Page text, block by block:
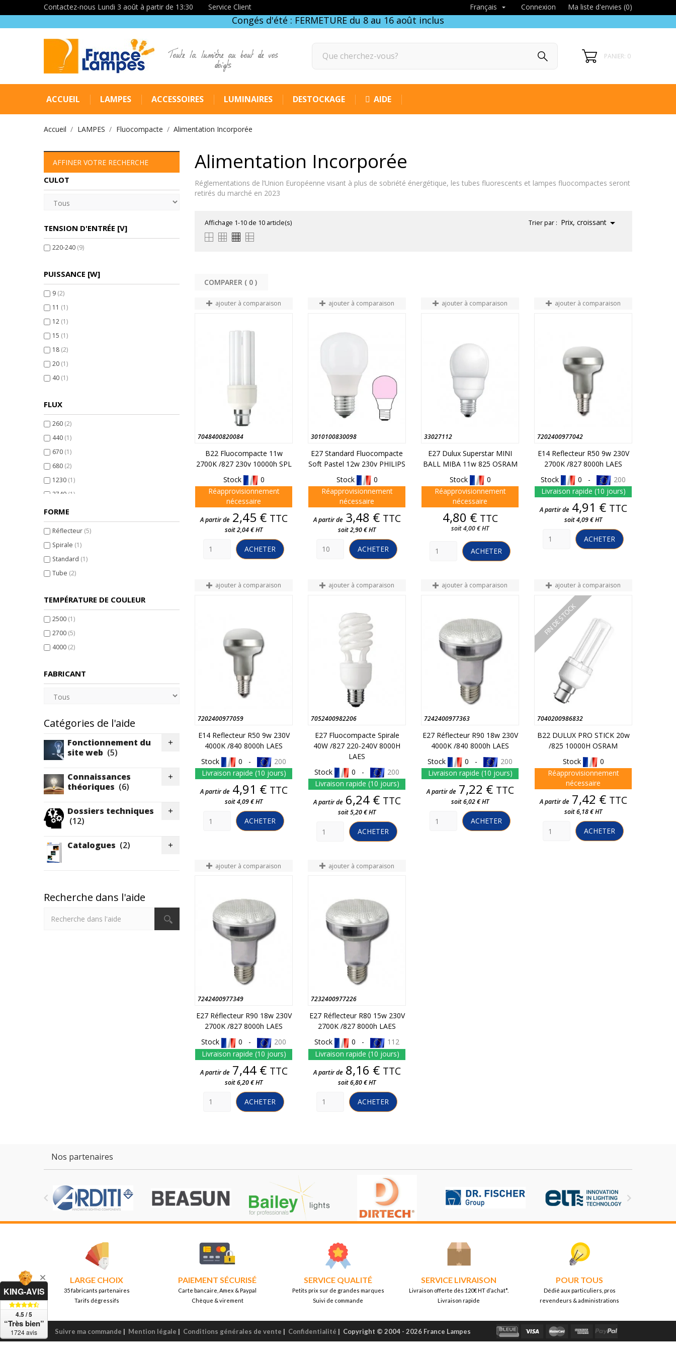
Contactez-nous Lundi 3 août à partir de 13:30 Service Client Français  Connexion Ma liste d'envies (0)
Congés d'été : FERMETURE du 8 au 16 août inclus
Toute la lumière au bout de vos
doigts PANIER: 0
ACCUEIL LAMPES ACCESSOIRES LUMINAIRES DESTOCKAGE AIDE
Accueil LAMPES Fluocompacte Alimentation Incorporée
AFFINER VOTRE RECHERCHE
CULOT
TENSION D'ENTRÉE [V]
220-240 (9)
PUISSANCE [W]
9 (2)
11 (1)
12 (1)
15 (1)
18 (2)
20 (1)
40 (1)
FLUX
260 (2)
440 (1)
670 (1)
680 (2)
1230 (1)
2740 (1)
FORME
Réflecteur (5)
Spirale (1)
Standard (1)
Tube (2)
TEMPÉRATURE DE COULEUR
2500 (1)
2700 (5)
4000 (2)
FABRICANT
Catégories de l'aide
Fonctionnement du
site web (5)

Connaissances
théoriques (6)

Dossiers techniques
(12)

Catalogues (2) 
Recherche dans l'aide
Alimentation Incorporée
Réglementations de l’Union Européenne visant à plus de sobriété énergétique, les tubes fluorescents et lampes fluocompactes seront
retirés du marché en 2023
Affichage 1-10 de 10 article(s) Trier par : Prix, croissant 
COMPARER ( 0
ajouter à comparaison
7048400820084
B22 Fluocompacte 11w
2700K /827 230v 10000h SPL
Stock
0
Réapprovisionnement
nécessaire
Prix
A partir de 2,45 € TTC
soit 2,04 € HT
ACHETER
ajouter à comparaison
3010100830098
E27 Standard Fluocompacte
Soft Pastel 12w 230v PHILIPS
Stock
0
Réapprovisionnement
nécessaire
Prix
A partir de 3,48 € TTC
soit 2,90 € HT
ACHETER
ajouter à comparaison
33027112
E27 Dulux Superstar MINI
BALL MIBA 11w 825 OSRAM
Stock
0
Réapprovisionnement
nécessaire
Prix
4,80 € TTC
soit 4,00 € HT
ACHETER
ajouter à comparaison
7202400977042
E14 Reflecteur R50 9w 230V
2700K /827 8000h LAES
Stock
0 -
200
Livraison rapide (10 jours)
Prix
A partir de 4,91 € TTC
soit 4,09 € HT
ACHETER
ajouter à comparaison
7202400977059
E14 Reflecteur R50 9w 230V
4000K /840 8000h LAES
Stock
0 -
200
Livraison rapide (10 jours)
Prix
A partir de 4,91 € TTC
soit 4,09 € HT
ACHETER
ajouter à comparaison
7052400982206
E27 Fluocompacte Spirale
40W /827 220-240V 8000H
LAES
Stock
0 -
200
Livraison rapide (10 jours)
Prix
A partir de 6,24 € TTC
soit 5,20 € HT
ACHETER
ajouter à comparaison
7242400977363
E27 Réflecteur R90 18w 230V
4000K /840 8000h LAES
Stock
0 -
200
Livraison rapide (10 jours)
Prix
A partir de 7,22 € TTC
soit 6,02 € HT
ACHETER
ajouter à comparaison
7040200986832
FIN DE STOCK
B22 DULUX PRO STICK 20w
/825 10000H OSRAM
Stock
0
Réapprovisionnement
nécessaire
Prix
A partir de 7,42 € TTC
soit 6,18 € HT
ACHETER
ajouter à comparaison
7242400977349
E27 Réflecteur R90 18w 230V
2700K /827 8000h LAES
Stock
0 -
200
Livraison rapide (10 jours)
Prix
A partir de 7,44 € TTC
soit 6,20 € HT
ACHETER
ajouter à comparaison
7232400977226
E27 Réflecteur R80 15w 230V
2700K /827 8000h LAES
Stock
0 -
112
Livraison rapide (10 jours)
Prix
A partir de 8,16 € TTC
soit 6,80 € HT
ACHETER
Nos partenaires
 
LARGE CHOIX
35 fabricants partenaires
Tarifs dégressifs
PAIEMENT SÉCURISÉ
Carte bancaire, Amex & Paypal
Chèque & virement
SERVICE QUALITÉ
Petits prix sur de grandes marques
Suivi de commande
SERVICE LIVRAISON
Livraison offerte dès 120€ HT d’achat*.
Livraison rapide
POUR TOUS
Dédié aux particuliers, pros
revendeurs & administrations
Suivre ma commande | Mention légale | Conditions générales de vente | Confidentialité | Copyright © 2004 - 2026 France Lampes
KING-AVIS
4.5 / 5
“Très bien”
1724 avis